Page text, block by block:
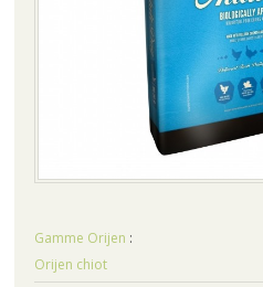
Gamme Orijen :
Orijen chiot